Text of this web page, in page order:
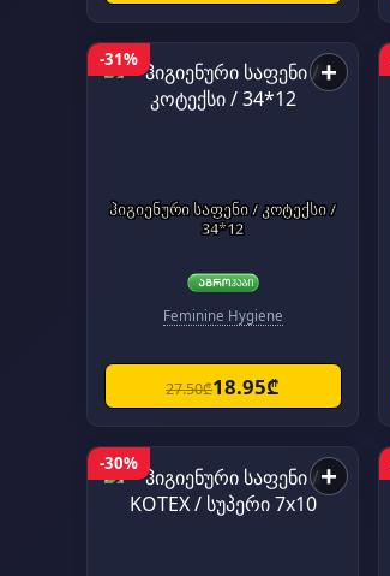
-31% +
ჰიგიენური საფენი / კოტექსი /
34*12
Feminine Hygiene
27.50₾18.95₾
-30% +